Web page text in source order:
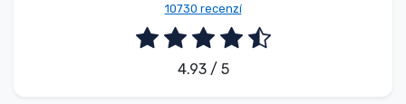
10730 recenzí
4.93 / 5